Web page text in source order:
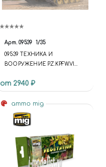
Арт. 09539 1/35
09539 ТЕХНИКА И
ВООРУЖЕНИЕ PZ.KPFW.VI
MEDIUM PRODUCTION
ZIMMERIT
от 2940 ₽
ammo mig